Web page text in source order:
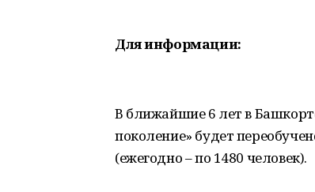
Для информации:
В ближайшие 6 лет в
поколение» будет
(ежегодно – по 1480 человек).